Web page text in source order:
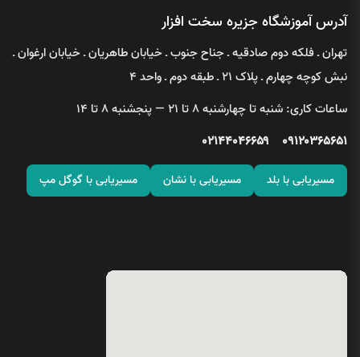
آدرس آموزشگاه جزیره سخت افزار
تهران ـ فلکه دوم صادقیه ـ جناح جنوب ـ خیابان طاهریان ـ خیابان ارغوان ـ
نبش کوچه چهارم ـ پلاک ۲۱ ـ طبقه دوم ـ واحد ۴
ساعات کاری: شنبه تا چهارشنبه ۸ تا ۲۱ — پنجشنبه ۸ تا ۱۴
۰۹۱۲۰۳۶۵۶۵۱
۰۲۱۴۴۰۴۶۶۵۹
مسیریابی با بلد مسیریابی با نشان مسیریابی با گوگل مپ